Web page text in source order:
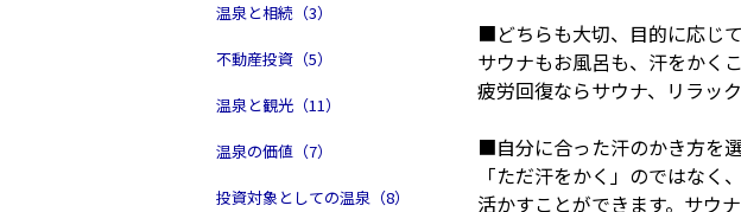
温泉と相続（3）
不動産投資（5）
温泉と観光（11）
温泉の価値（7）
投資対象としての温泉（8）
■どちらも大切、目的に応じ
サウナもお風呂も、汗をかく
疲労回復ならサウナ、リラッ
■自分に合った汗のかき方を
「ただ汗をかく」のではな
活かすことができます。サウ